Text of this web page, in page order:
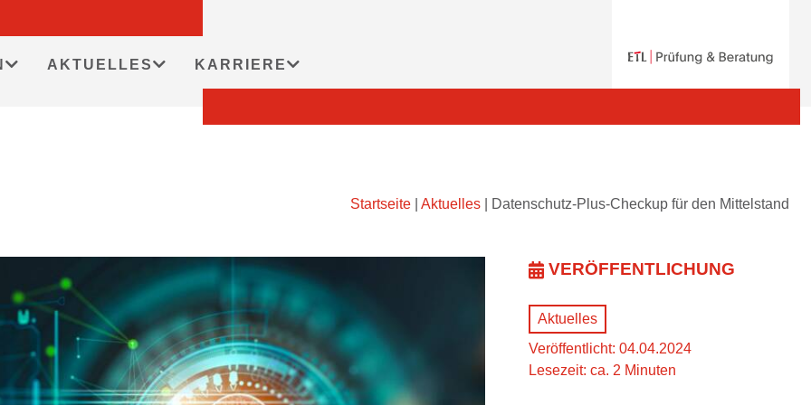
AKTUELLES KARRIERE
Startseite Aktuelles Datenschutz-Plus-Checkup für den Mittelstand
VERÖFFENTLICHUNG
Aktuelles
Veröffentlicht: 04.04.2024
Lesezeit: ca. 2 Minuten